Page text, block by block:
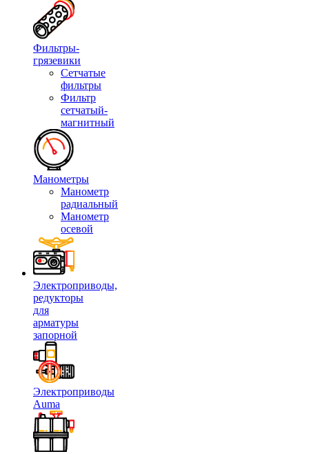
Фильтры-
грязевики
Сетчатые
фильтры
Фильтр
сетчатый-
магнитный
Манометры
Манометр
радиальный
Манометр
осевой
Электроприводы,
редукторы
для
арматуры
запорной
Электроприводы
Auma